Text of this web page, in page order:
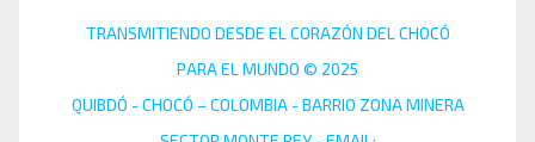
TRANSMITIENDO DESDE EL CORAZÓN DEL CHOCÓ
PARA EL MUNDO © 2025
QUIBDÓ - CHOCÓ – COLOMBIA - BARRIO ZONA MINERA